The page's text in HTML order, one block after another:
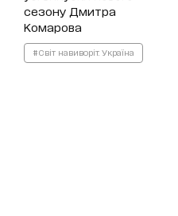
сезону Дмитра
Комарова
#Світ навиворіт. Україна